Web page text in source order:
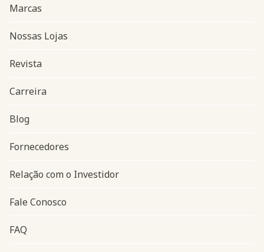
Navegação do rodapé
Marcas
Nossas Lojas
Revista
Carreira
Blog
Fornecedores
Relação com o Investidor
Fale Conosco
FAQ